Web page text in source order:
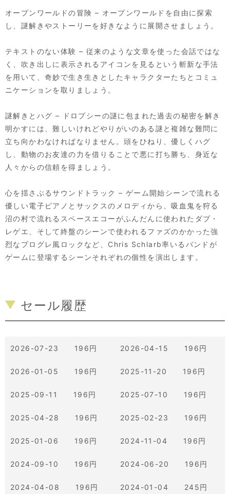
オープンワールドの冒険 – オープンワールドを自由に探索
し、謎解きやストーリーを好きなように展開させましょう。
テキストのない体験 – 従来のような文章を使った会話ではな
く、吹き出しに表示されるアイコンを見るという斬新な手法
を用いて、奇妙で生き生きとしたキャラクターたちとコミュ
ニケーションを取りましょう。
謎解きとハグ – ドロプシーの謎に包まれた過去の秘密を解き
明かすには、難しいけれどやりがいのある謎と複雑な難問に
立ち向かわなければなりません。頭をひねり、優しくハグ
し、動物のお友達の力を借りることで悪に打ち勝ち、身近な
人々からの信頼を得ましょう。
心を揺さぶるサウンドトラック – ゲーム開始シーンで流れる
優しい電子ピアノとサックスのメロディから、吸血鬼を狩る
沼の村で流れるスペースエコーがふんだんに使われたダブ・
レゲエ、そして終盤のシーンで使われるファズのかかった強
烈なプログレ風ロックなど、Chris Schlarb率いるバンドが
ゲームに登場するシーンそれぞれの個性を演出します。
セール履歴
2026-07-23 196円 2026-04-15 196円
2026-01-05 196円 2025-11-20 196円
2025-09-11 196円 2025-07-10 196円
2025-04-28 196円 2025-02-23 196円
2025-01-06 196円 2024-11-04 196円
2024-09-10 196円 2024-06-20 196円
2024-04-08 196円 2024-01-04 245円